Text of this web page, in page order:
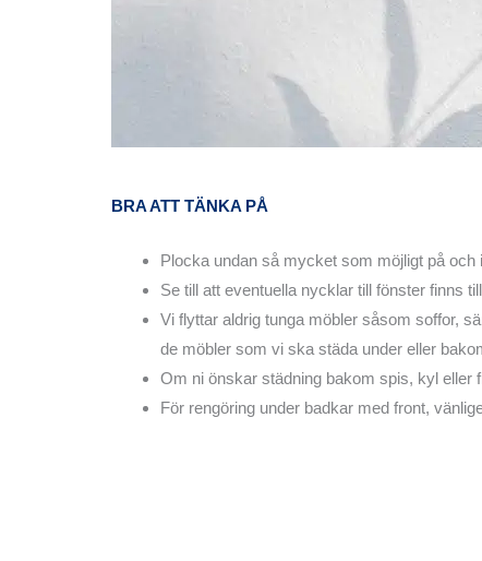
BRA ATT TÄNKA PÅ
Plocka undan så mycket som möjligt på
Se till att eventuella nycklar till fönster finns
Vi flyttar aldrig tunga möbler såsom soffor,
de möbler som vi ska städa under eller
Om ni önskar städning bakom spis, kyl eller
För rengöring under badkar med front,